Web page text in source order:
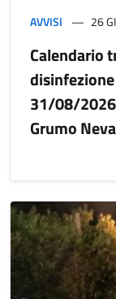
AVVISI 26
Calendario
31/08/
Grumo